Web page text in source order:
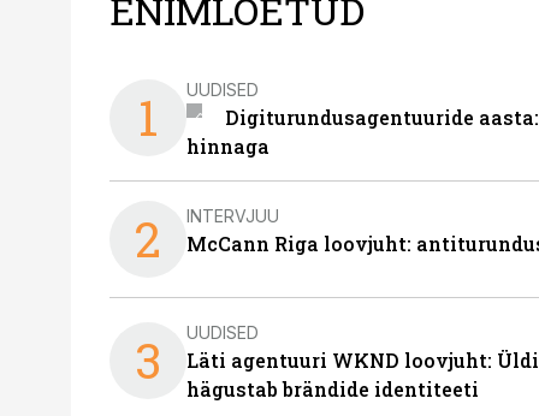
1 UUDISED
Digiturundusagentuuride
hinnaga
2 INTERVJUU
McCann Riga loovjuht:
3 UUDISED
Läti agentuuri WKND loovjuht:
hägustab brändide identiteeti